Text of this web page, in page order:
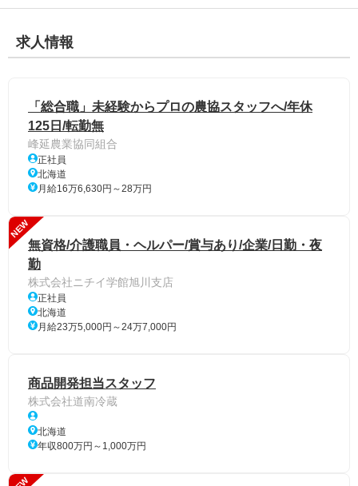
求人情報
「総合職」未経験からプロの農協スタッフへ/年休
125日/転勤無
峰延農業協同組合
正社員
北海道
月給16万6,630円～28万円
NEW
無資格/介護職員・ヘルパー/賞与あり/企業/日勤・夜
勤
株式会社ニチイ学館旭川支店
正社員
北海道
月給23万5,000円～24万7,000円
商品開発担当スタッフ
株式会社道南冷蔵
北海道
年収800万円～1,000万円